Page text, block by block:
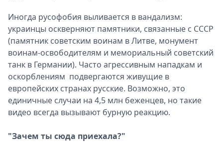
Иногда русофобия выливается в вандализм:
украинцы оскверняют памятники, связанные с СССР
(памятник советским воинам в Литве, монумент
воинам-освободителям и мемориальный советский
танк в Германии). Часто агрессивным нападкам и
оскорблениям подвергаются живущие в
европейских странах русские. Возможно, это
единичные случаи на 4,5 млн беженцев, но такие
видео всегда вызывают бурную реакцию.
"Зачем ты сюда приехала?"